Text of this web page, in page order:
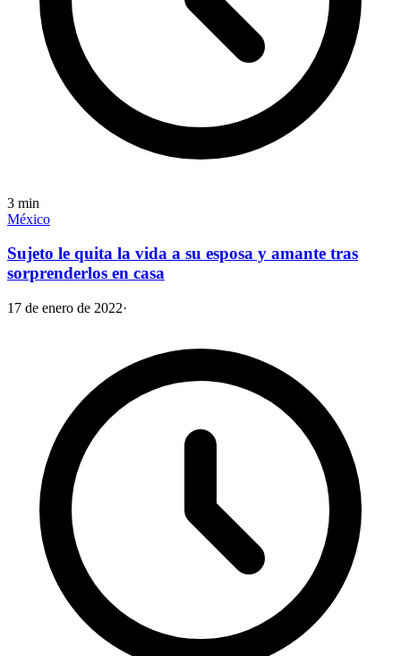
3 min
México
Sujeto le quita la vida a su esposa y amante tras
sorprenderlos en casa
17 de enero de 2022·